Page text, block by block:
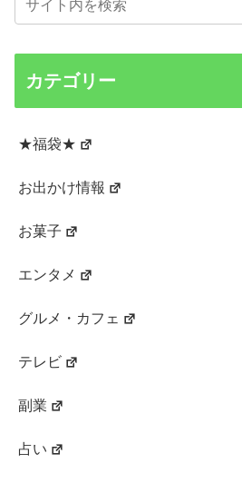
カテゴリー
★福袋★
お出かけ情報
お菓子
エンタメ
グルメ・カフェ
テレビ
副業
占い